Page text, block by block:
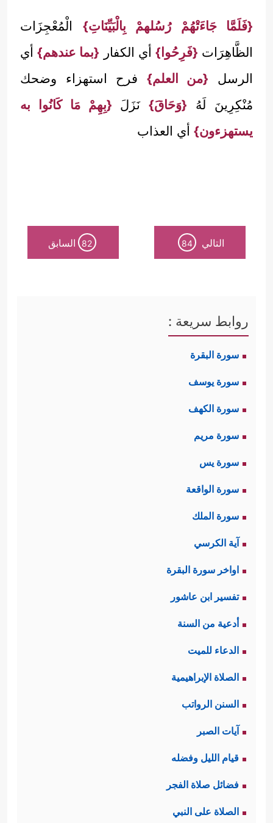
{فَلَمَّا جَاءَتْهُمْ رُسُلهمْ بِالْبَيِّنَاتِ} الْمُعْجِزَات
الظَّاهِرَات {فَرِحُوا} أي الكفار {بما عندهم}أي
الرسل {من العلم} فرح استهزاء وضحك
مُنْكِرِينَ لَهُ {وَحَاقَ}نَزَلَ {بِهِمْ مَا كَانُوا به
يستهزءون} أي العذاب
التالي 84
82 السابق
روابط سريعة :
سورة البقرة
سورة يوسف
سورة الكهف
سورة مريم
سورة يس
سورة الواقعة
سورة الملك
آية الكرسي
اواخر سورة البقرة
تفسير ابن عاشور
أدعية من السنة
الدعاء للميت
الصلاة الإبراهيمية
السنن الرواتب
آيات الصبر
قيام الليل وفضله
فضائل صلاة الفجر
الصلاة على النبي